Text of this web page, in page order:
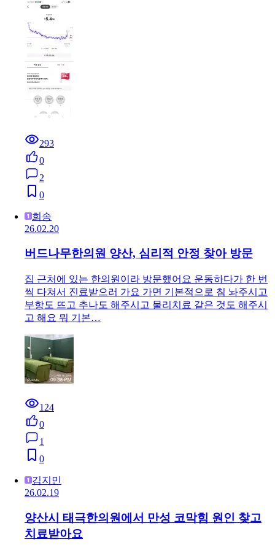
293
0
2
0
희송
26.02.20
버드나무한의원 양산, 심리적 안정 찾아 방문
집 근처에 있는 한의원이라 방문했어요 운동하다가 한 번
씩 다쳐서 진료받으러 가요 가면 기본적으로 침 놔주시고
부항도 뜨고 추나도 해주시고 물리치료 같은 것도 해주시
고 해요 뭐 기본…
124
0
1
0
김지민
26.02.19
양산시 태극한의원에서 만성 코막힘 원인 찾고
치료받아요